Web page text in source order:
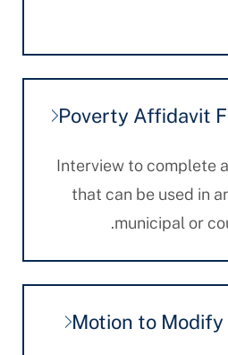
Poverty
Interview to
that can be used
municipal or
Motion to